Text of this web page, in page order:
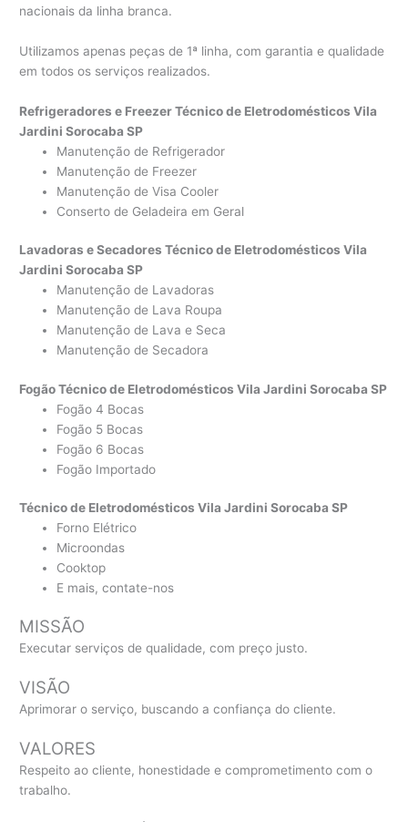
nacionais da linha branca.
Utilizamos apenas peças de 1ª linha, com garantia e qualidade
em todos os serviços realizados.
Refrigeradores e Freezer Técnico de Eletrodomésticos Vila
Jardini Sorocaba SP
Manutenção de Refrigerador
Manutenção de Freezer
Manutenção de Visa Cooler
Conserto de Geladeira em Geral
Lavadoras e Secadores Técnico de Eletrodomésticos Vila
Jardini Sorocaba SP
Manutenção de Lavadoras
Manutenção de Lava Roupa
Manutenção de Lava e Seca
Manutenção de Secadora
Fogão Técnico de Eletrodomésticos Vila Jardini Sorocaba SP
Fogão 4 Bocas
Fogão 5 Bocas
Fogão 6 Bocas
Fogão Importado
Técnico de Eletrodomésticos Vila Jardini Sorocaba SP
Forno Elétrico
Microondas
Cooktop
E mais, contate-nos
MISSÃO
Executar serviços de qualidade, com preço justo.
VISÃO
Aprimorar o serviço, buscando a confiança do cliente.
VALORES
Respeito ao cliente, honestidade e comprometimento com o
trabalho.